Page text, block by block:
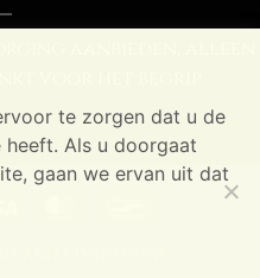
te zorgen dat u de
Als u doorgaat
gaan we ervan uit dat